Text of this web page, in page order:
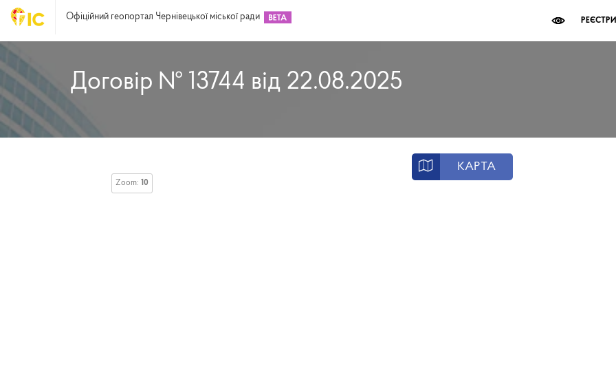
Офіційний геопортал Чернівецької міської ради РЕЄСТРИ
Договір № 13744 від 22.08.2025
КАРТА
Zoom: 10